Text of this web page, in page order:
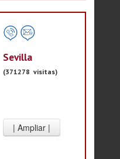
Sevilla
(371278 visitas)